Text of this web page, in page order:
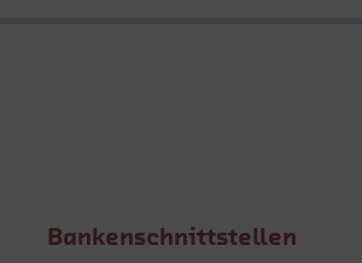
Bankenschnittstellen